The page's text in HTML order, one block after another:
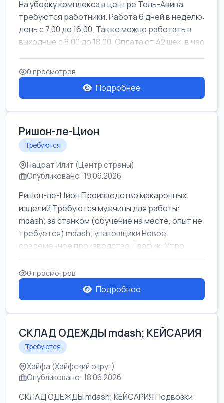
На уборку комплекса в центре Тель-Авива
требуются работники. Работа 6 дней в неделю:
день с 7.00 до 16.00. Также можно работать в
выходные с 8.00 до 18.00. Оплата от 42 шек. в час
0 просмотров
Подробнее
Ришон-ле-Цион
Требуются
Нацрат Илит (Центр страны)
Опубликовано: 19.06.2026
Ришон-ле-Цион Производство макаронных
изделий Требуются мужчины для работы:
mdash; за станком (обучение на месте, опыт не
требуется) mdash; упаковщики Новое,
современное производство. График: Утро
mda...
0 просмотров
Подробнее
СКЛАД ОДЕЖДЫ mdash; КЕЙСАРИЯ
Требуются
Хайфа (Хайфский округ)
Опубликовано: 18.06.2026
СКЛАД ОДЕЖДЫ mdash; КЕЙСАРИЯ Подвозки